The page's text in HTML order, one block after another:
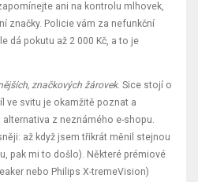
ani na kontrolu mlhovek,
značky. Policie vám za nefunkční
dá pokutu až 2 000 Kč, a to je
značkových žárovek. Sice stojí o
ve svitu je okamžitě poznat a
alternativa z neznámého e-shopu.
až když jsem třikrát měnil stejnou
pak mi to došlo). Některé prémiové
nebo Philips X-tremeVision)